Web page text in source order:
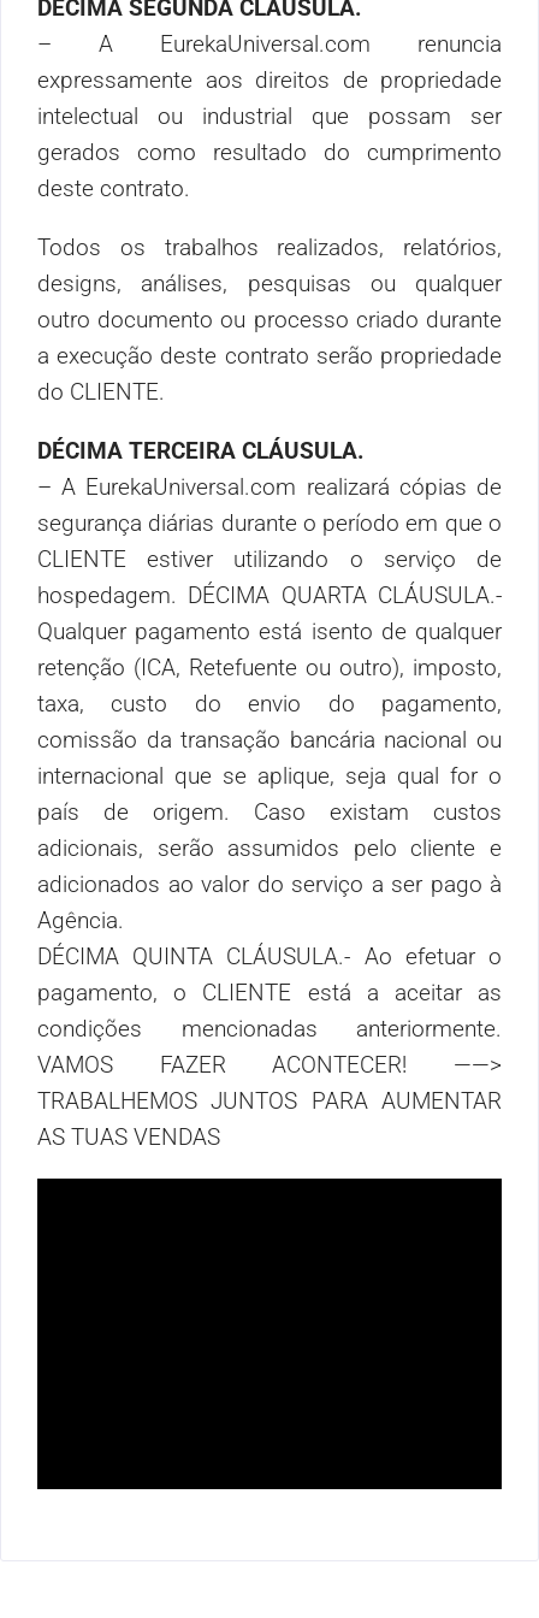
DÉCIMA SEGUNDA CLÁUSULA.
– A EurekaUniversal.com
renuncia
expressamente aos direitos de propriedade
intelectual ou industrial que possam ser
gerados como resultado do cumprimento
deste contrato.
Todos os trabalhos realizados, relatórios,
designs, análises, pesquisas ou qualquer
outro documento ou processo criado durante
a execução deste contrato serão propriedade
do CLIENTE.
DÉCIMA TERCEIRA CLÁUSULA.
– A EurekaUniversal.com realizará cópias de
segurança diárias durante o período em que o
CLIENTE estiver utilizando o serviço de
hospedagem. DÉCIMA QUARTA CLÁUSULA.-
Qualquer pagamento está isento de qualquer
retenção (ICA, Retefuente ou outro), imposto,
taxa, custo do envio do pagamento,
comissão da transação bancária nacional ou
internacional que se aplique, seja qual for o
país de origem. Caso existam custos
adicionais, serão assumidos pelo cliente e
adicionados ao valor do serviço a ser pago à
Agência.
DÉCIMA QUINTA CLÁUSULA.- Ao efetuar o
pagamento, o CLIENTE está a aceitar as
condições mencionadas anteriormente.
VAMOS FAZER ACONTECER! ——>
TRABALHEMOS JUNTOS PARA AUMENTAR
AS TUAS VENDAS